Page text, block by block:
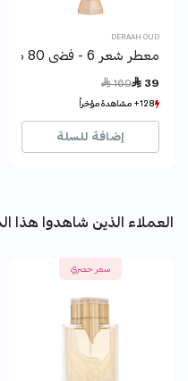
DERAAH OUD
معطر شعر 6 - فضى 80 مل
 39
Price reduced from
 160
128+ مشاهدة مؤخراً
59+ بيع مؤخراً
128+ مشاهدة مؤخراً
59+ بيع مؤخراً
إضافة للسلة
العملاء الذين شاهدوا هذا
سعر حصري